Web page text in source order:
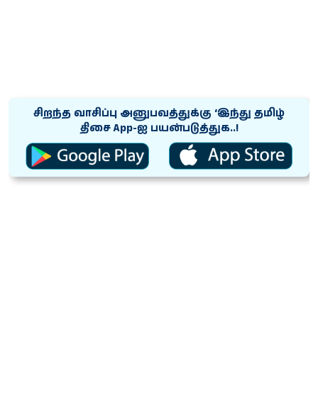
சிறந்த வாசிப்பு அனுபவத்துக்கு ‘இந்து தமிழ்
திசை App-ஐ பயன்படுத்துக..!